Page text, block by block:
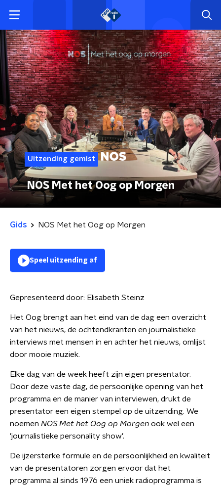
Uitzending gemist
NOS Met het Oog op Morgen
Gids NOS Met het Oog op Morgen
Speel uitzending af
Gepresenteerd door: Elisabeth Steinz
Het Oog brengt aan het eind van de dag een overzicht
van het nieuws, de ochtendkranten en journalistieke
interviews met mensen in en achter het nieuws, omlijst
door mooie muziek.
Elke dag van de week heeft zijn eigen presentator.
Door deze vaste dag, de persoonlijke opening van het
programma en de manier van interviewen, drukt de
presentator een eigen stempel op de uitzending. We
noemen NOS Met het Oog op Morgen ook wel een
'journalistieke personality show'.
De ijzersterke formule en de persoonlijkheid en kwaliteit
van de presentatoren zorgen ervoor dat het
programma al sinds 1976 een uniek radioprogramma is